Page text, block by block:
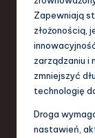
Zapewniają
złożonością,
zarządzaniu i
zmniejszyć
technologię
Droga
nastawień,